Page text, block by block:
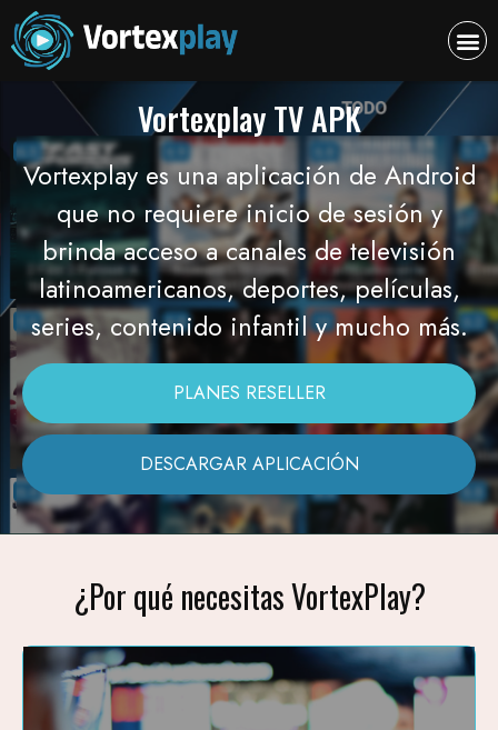
Vortexplay TV APK
Vortexplay es una aplicación de Android
que no requiere inicio de sesión y
brinda acceso a canales de televisión
latinoamericanos, deportes, películas,
series, contenido infantil y mucho más.
PLANES RESELLER
DESCARGAR APLICACIÓN
¿Por qué necesitas VortexPlay?